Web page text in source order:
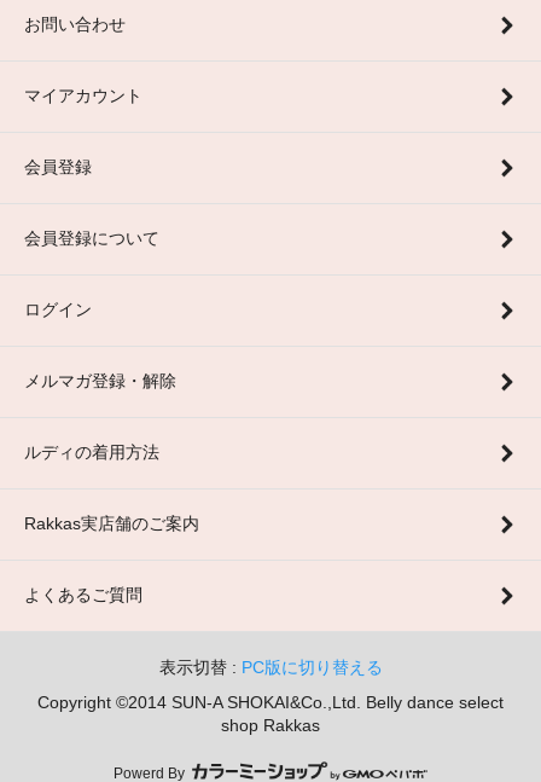
お問い合わせ
マイアカウント
会員登録
会員登録について
ログイン
メルマガ登録・解除
ルディの着用方法
Rakkas実店舗のご案内
よくあるご質問
表示切替 : PC版に切り替える
Copyright ©2014 SUN-A SHOKAI&Co.,Ltd. Belly dance select
shop Rakkas
Powerd By